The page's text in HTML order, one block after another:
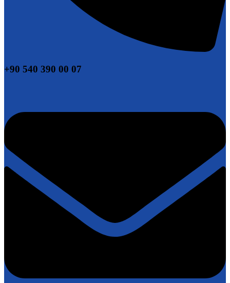
+90 540 390 00 07